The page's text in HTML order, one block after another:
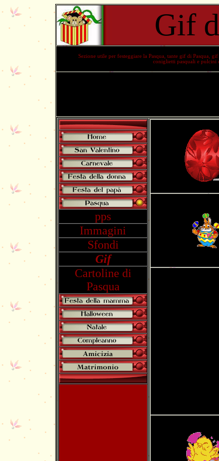
Gif
Sezione utile per festeggiare la Pasqua , tante gif di Pasqua
gif
coniglietti pasquali e pulcini
pps
Immagini
Sfondi
Gif
Cartoline di
Pasqua